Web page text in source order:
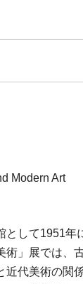
Modern Art
として1951
術」展では、
近代美術の関